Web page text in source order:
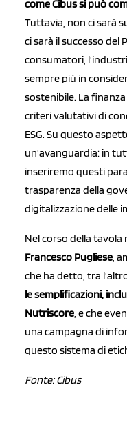
come Cibus si può
Tuttavia, non ci sarà
ci sarà il successo del
consumatori,
sempre più in
sostenibile. La
criteri valutativi di
ESG. Su questo
un'avanguardia: in
inseriremo questi
trasparenza della
digitalizzazione delle
Nel corso della
Francesco Pugliese,
che ha detto, tra
le semplificazioni,
Nutriscore, e che
una campagna di
questo sistema di
Fonte: Cibus